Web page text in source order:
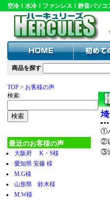
空冷！水冷！ファンレス！静音パソ
商品を探す
TOP > お客様の声
検索:
最近のお客様の声
大阪府 K・S様
愛知県 安藤 様
M.G様
山形県 鈴木様
M.W様
①
②
③